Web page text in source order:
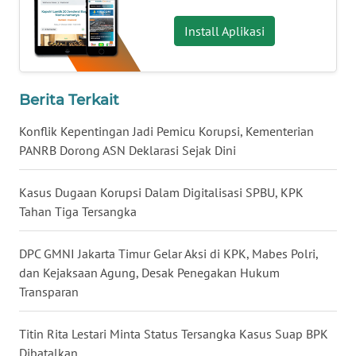
Install Aplikasi
Berita Terkait
Konflik Kepentingan Jadi Pemicu Korupsi, Kementerian
PANRB Dorong ASN Deklarasi Sejak Dini
Kasus Dugaan Korupsi Dalam Digitalisasi SPBU, KPK
Tahan Tiga Tersangka
DPC GMNI Jakarta Timur Gelar Aksi di KPK, Mabes Polri,
dan Kejaksaan Agung, Desak Penegakan Hukum
Transparan
Titin Rita Lestari Minta Status Tersangka Kasus Suap BPK
Dibatalkan
WN
BABEL
SUMBAR
WN
SUMSEL
WN
BENGKULU
WN
LAMPUNG
JATENG